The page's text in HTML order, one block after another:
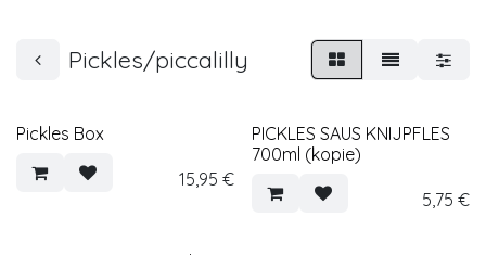
Pickles/piccalilly
Pickles Box
15,95 €
PICKLES SAUS KNIJPFLES
700ml (kopie)
5,75 €